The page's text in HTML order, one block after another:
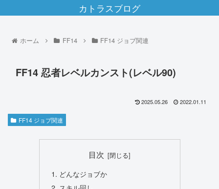
カトラスブログ
ホーム FF14 FF14 ジョブ関連
FF14 忍者レベルカンスト(レベル90)
2025.05.26 2022.01.11
FF14 ジョブ関連
目次
どんなジョブか